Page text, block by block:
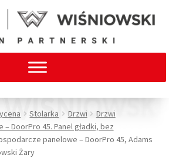
Stolarka Drzwi
Drzwi
DoorPro 45. Panel gładki, bez
panelowe – DoorPro 45, Adams
Żary